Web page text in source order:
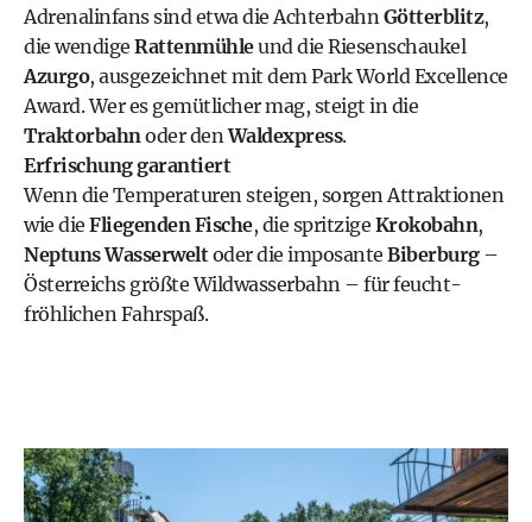
Adrenalinfans sind etwa die AchterbahnGötterblitz,
die wendige Rattenmühleund die Riesenschaukel
Azurgo, ausgezeichnet mit dem Park World Excellence
Award. Wer es gemütlicher mag, steigt in die
Traktorbahnoder denWaldexpress.
Erfrischung garantiert
Wenn die Temperaturen steigen, sorgen Attraktionen
wie die Fliegenden Fische, die spritzige Krokobahn,
Neptuns Wasserweltoder die imposante Biberburg–
Österreichs größte Wildwasserbahn – für feucht-
fröhlichen Fahrspaß.